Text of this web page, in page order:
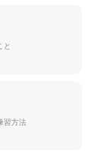
と
習方法